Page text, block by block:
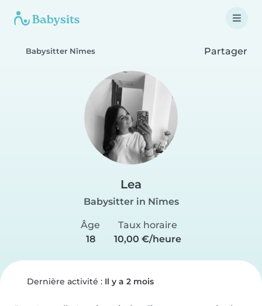
Babysitter Nîmes Partager
Lea
Babysitter in Nîmes
Âge
18
Taux horaire
10,00 €/heure
Dernière activité : Il y a 2 mois